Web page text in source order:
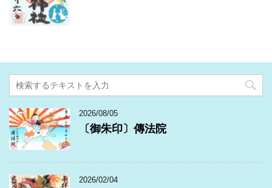
2026/08/05
〔御朱印〕傳法院
2026/02/04